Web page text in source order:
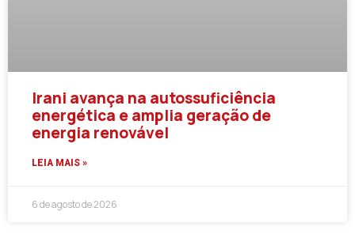
Irani avança na autossuficiência
energética e amplia geração de
energia renovável
LEIA MAIS »
6 de agosto de 2026